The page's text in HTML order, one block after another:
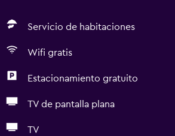
Servicio de habitaciones
Wifi gratis
Estacionamiento gratuito
TV de pantalla plana
TV